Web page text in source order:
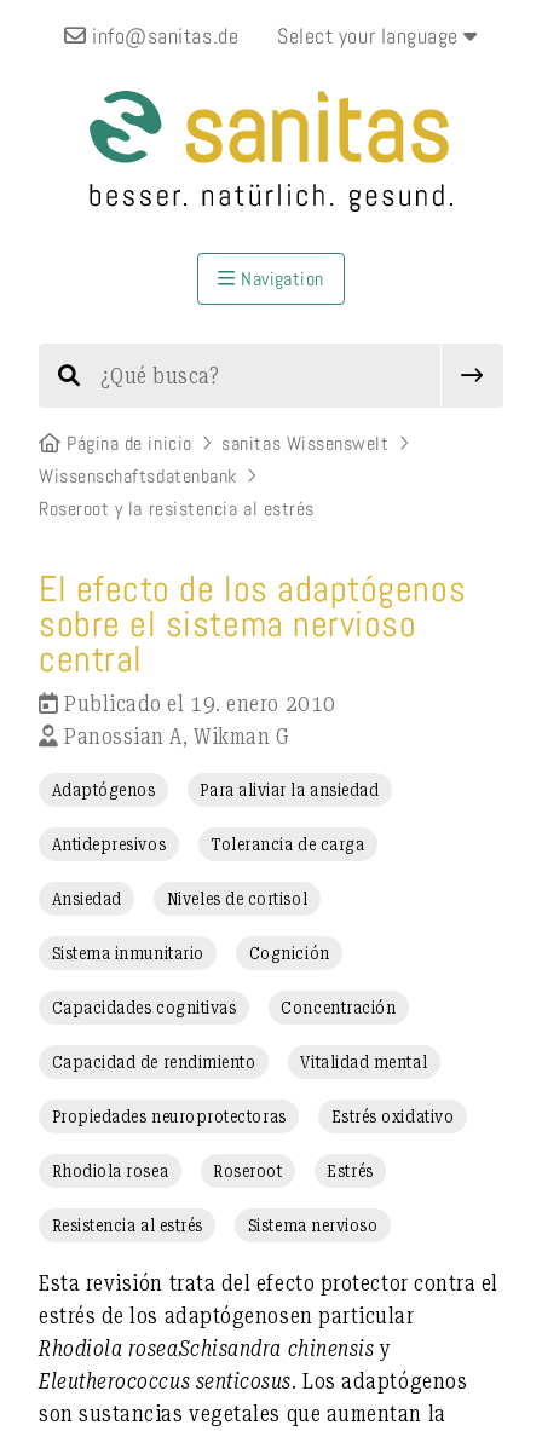
info@sanitas.de Select your language
Navigation
Página de inicio
sanitas Wissenswelt
Wissenschaftsdatenbank
Roseroot y la resistencia al estrés
El efecto de los adaptógenos
sobre el sistema nervioso
central
Publicado el 19. enero 2010
Panossian A, Wikman G
Adaptógenos Para aliviar la ansiedad
Antidepresivos Tolerancia de carga
Ansiedad Niveles de cortisol
Sistema inmunitario Cognición
Capacidades cognitivas Concentración
Capacidad de rendimiento Vitalidad mental
Propiedades neuroprotectoras Estrés oxidativo
Rhodiola rosea Roseroot Estrés
Resistencia al estrés Sistema nervioso
Esta revisión trata del efecto protector contra el
estrés de los adaptógenosen particular
Rhodiola roseaSchisandra chinensisy
Eleutherococcus senticosus. Los adaptógenos
son sustancias vegetales que aumentan la